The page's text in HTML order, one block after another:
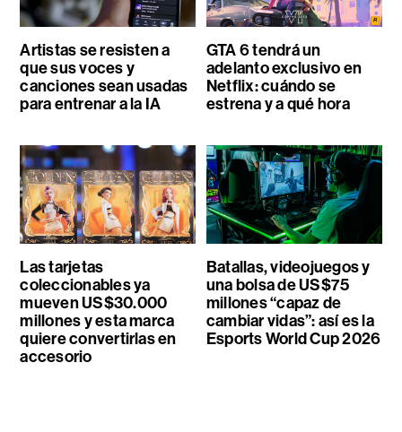
Artistas se resisten a
que sus voces y
canciones sean usadas
para entrenar a la IA
GTA 6 tendrá un
adelanto exclusivo en
Netflix: cuándo se
estrena y a qué hora
Las tarjetas
coleccionables ya
mueven US$30.000
millones y esta marca
quiere convertirlas en
accesorio
Batallas, videojuegos y
una bolsa de US$75
millones “capaz de
cambiar vidas”: así es la
Esports World Cup 2026